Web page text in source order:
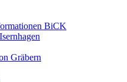
BiCK
Gräbern